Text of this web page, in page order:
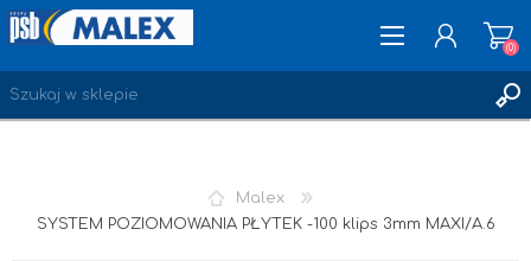
LOGOWANIE
(0)
Malex
SYSTEM POZIOMOWANIA PŁYTEK -100 klips 3mm MAXI/A.6